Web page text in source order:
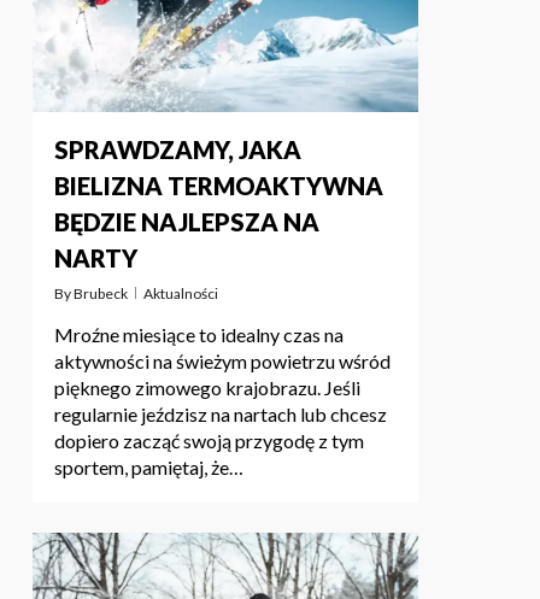
SPRAWDZAMY, JAKA
BIELIZNA TERMOAKTYWNA
BĘDZIE NAJLEPSZA NA
NARTY
ByBrubeck Aktualności
Mroźne miesiące to idealny czas na
aktywności na świeżym powietrzu wśród
pięknego zimowego krajobrazu. Jeśli
regularnie jeździsz na nartach lub chcesz
dopiero zacząć swoją przygodę z tym
sportem, pamiętaj, że…